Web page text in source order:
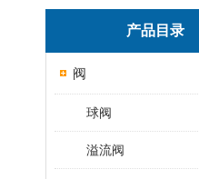
产品目录
阀
球阀
溢流阀